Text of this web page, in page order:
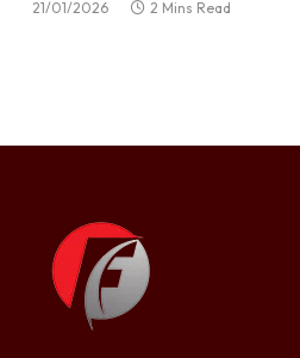
21/01/2026 2 Mins Read